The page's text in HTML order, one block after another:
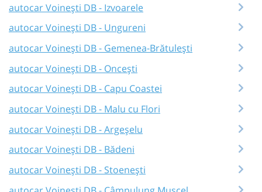
autocar Voinești DB - Izvoarele
autocar Voinești DB - Ungureni
autocar Voinești DB - Gemenea-Brătulești
autocar Voinești DB - Oncești
autocar Voinești DB - Capu Coastei
autocar Voinești DB - Malu cu Flori
autocar Voinești DB - Argeșelu
autocar Voinești DB - Bădeni
autocar Voinești DB - Stoenești